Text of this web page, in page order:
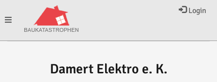
Login
Toggle
Damert Elektro e. K.